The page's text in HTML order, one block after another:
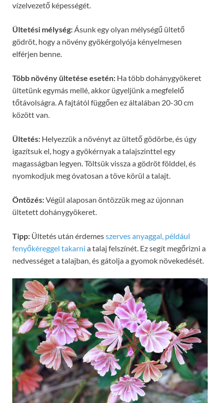
vízelvezető képességét.
Ültetési mélység:Ásunk egy olyan mélységű ültető
gödröt, hogy a növény gyökérgolyója kényelmesen
elférjen benne.
Több növény ültetése esetén: Ha több dohánygyökeret
ültetünk egymás mellé, akkor ügyeljünk a megfelelő
tőtávolságra. A fajtától függően ez általában 20-30 cm
között van.
Ültetés: Helyezzük a növényt az ültető gödörbe, és úgy
igazítsuk el, hogy a gyökérnyak a talajszinttel egy
magasságban legyen. Töltsük vissza a gödröt földdel, és
nyomkodjuk meg óvatosan a töve körül a talajt.
Öntözés:Végül alaposan öntözzük meg az újonnan
ültetett dohánygyökeret.
Tipp: Ültetés után érdemesszerves anyaggal, például
fenyőkéreggel takarni a talaj felszínét. Ez segít megőrizni a
nedvességet a talajban, és gátolja a gyomok növekedését.